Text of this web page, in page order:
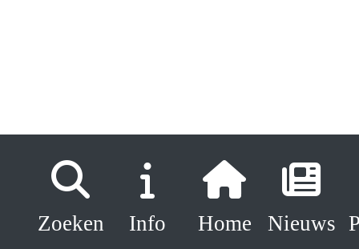
Zoeken Info Home Nieuws